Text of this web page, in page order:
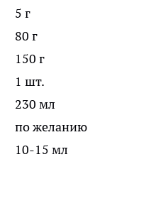
5 г
80 г
150 г
1 шт.
230 мл
по желанию
10-15 мл